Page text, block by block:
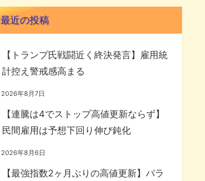
最近の投稿
【トランプ氏戦闘近く終決発言】雇用統
計控え警戒感高まる
2026年8月7日
【連騰は4でストップ高値更新ならず】
民間雇用は予想下回り伸び鈍化
2026年8月6日
【最強指数2ヶ月ぶりの高値更新】パラ